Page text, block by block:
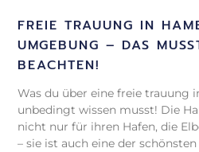
FREIE TRAUUNG IN
UMGEBUNG – DAS
BEACHTEN!
Was du über eine freie trauung
unbedingt wissen musst! Die
nicht nur für ihren Hafen, die
– sie ist auch eine der